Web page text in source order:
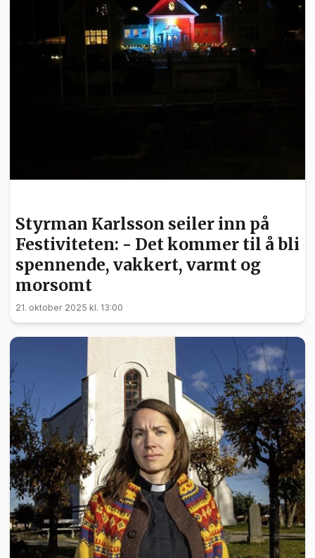
Styrman Karlsson seiler inn på
Festiviteten: - Det kommer til å bli
spennende, vakkert, varmt og
morsomt
21. oktober 2025 kl. 13:00